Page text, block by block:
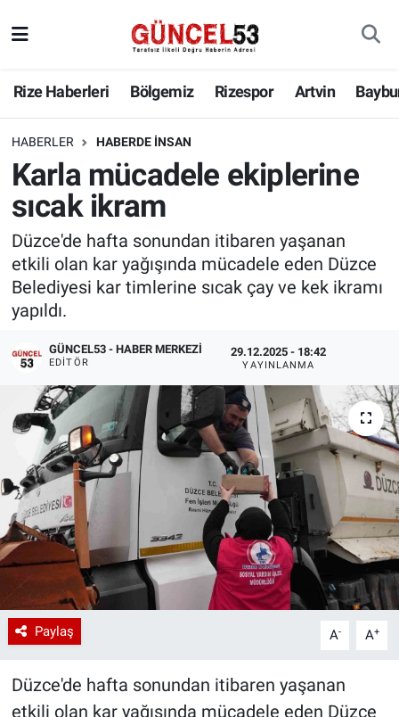
Rize Haberleri Bölgemiz Rizespor Artvin
HABERLER HABERDE İNSAN
Karla mücadele ekiplerine
sıcak ikram
Düzce'de hafta sonundan itibaren yaşanan
etkili olan kar yağışında mücadele eden Düzce
Belediyesi kar timlerine sıcak çay ve kek ikramı
yapıldı.
GÜNCEL53 - HABER MERKEZI
EDITÖR
29.12.2025 - 18:42
YAYINLANMA
Paylaş A- A+
Düzce'de hafta sonundan itibaren yaşanan
etkili olan kar yağışında mücadele eden Düzce